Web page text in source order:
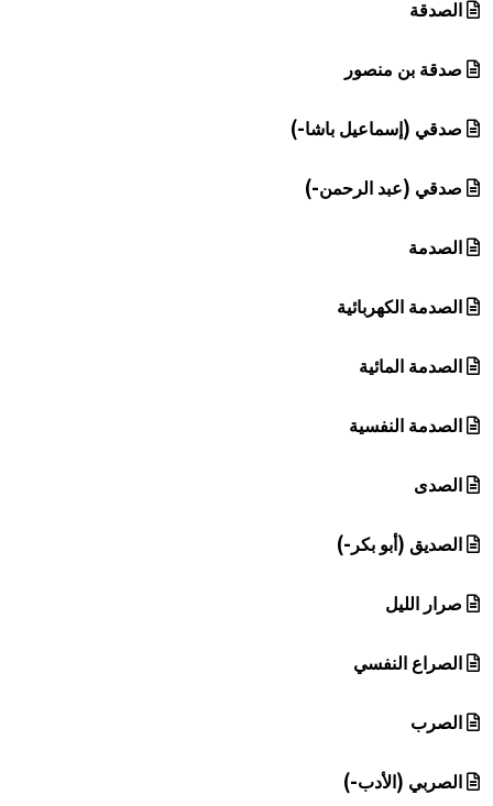
الصدقة
صدقة بن منصور
صدقي (إسماعيل باشا-)
صدقي (عبد الرحمن-)
الصدمة
الصدمة الكهربائية
الصدمة المائية
الصدمة النفسية
الصدى
الصديق (أبو بكر-)
صرار الليل
الصراع النفسي
الصرب
الصربي (الأدب-)